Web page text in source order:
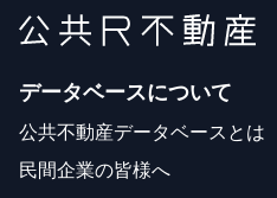
データベースについて
公共不動産データベースとは
民間企業の皆様へ